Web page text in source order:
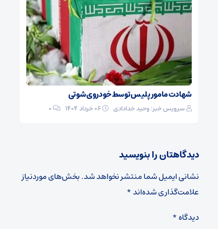
شهادت مامور پلیس توسط خودروی شوتی
سرویس خبر: وحید خدادادی 0
دیدگاهتان را بنویسید
نشانی ایمیل شما منتشر نخواهد شد.بخش‌های موردنیاز
علامت‌گذاری شده‌اند*
دیدگاه*